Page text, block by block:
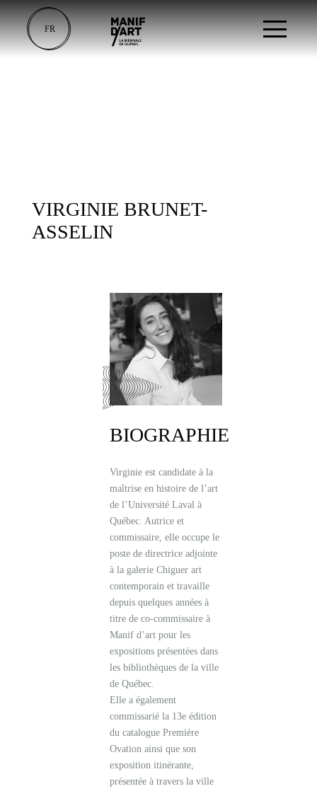
FR
VIRGINIE BRUNET-
ASSELIN
BIOGRAPHIE
Virginie est candidate à la
maîtrise en histoire de l’art
de l’Université Laval à
Québec. Autrice et
commissaire, elle occupe le
poste de directrice adjointe
à la galerie Chiguer art
contemporain et travaille
depuis quelques années à
titre de co-commissaire à
Manif d’art pour les
expositions présentées dans
les bibliothèques de la ville
de Québec.
Elle a également
commissarié la 13e édition
du catalogue Première
Ovation ainsi que son
exposition itinérante,
présentée à travers la ville